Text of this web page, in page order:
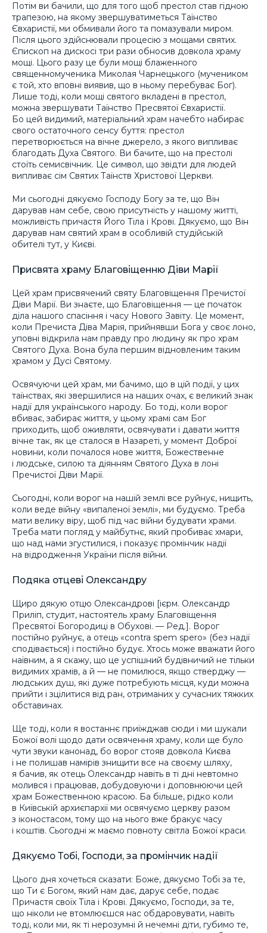
Потім ви бачили, що для того щоб престол став гідною
трапезою, на якому звершуватиметься Таїнство
Євхаристії, ми обмивали його та помазували миром.
Після цього здійснювали процесію з мощами святих.
Єпископ на дискосі три рази обносив довкола храму
мощі. Цього разу це були мощі блаженного
священномученика Миколая Чарнецького (мучеником
є той, хто вповні виявив, що в ньому перебуває Бог).
Лише тоді, коли мощі святого вкладені в престол,
можна звершувати Таїнство Пресвятої Євхаристії.
Бо цей видимий, матеріальний храм начебто набирає
свого остаточного сенсу буття: престол
перетворюється на вічне джерело, з якого випливає
благодать Духа Святого. Ви бачите, що на престолі
стоїть семисвічник. Це символ, що звідти для людей
випливає сім Святих Таїнств Христової Церкви.
Ми сьогодні дякуємо Господу Богу за те, що Він
дарував нам себе, свою присутність у нашому житті,
можливість причастя Його Тіла і Крові. Дякуємо, що Він
дарував нам святий храм в особливій студійській
обителі тут, у Києві.
Присвята храму Благовіщенню Діви Марії
Цей храм присвячений святу Благовіщення Пречистої
Діви Марії. Ви знаєте, що Благовіщення — це початок
діла нашого спасіння і часу Нового Завіту. Це момент,
коли Пречиста Діва Марія, прийнявши Бога у своє лоно,
уповні відкрила нам правду про людину як про храм
Святого Духа. Вона була першим відновленим таким
храмом у Дусі Святому.
Освячуючи цей храм, ми бачимо, що в цій події, у цих
таїнствах, які звершилися на наших очах, є великий знак
надії для українського народу. Бо тоді, коли ворог
вбиває, забирає життя, у цьому храмі сам Бог
приходить, щоб оживляти, освячувати і давати життя
вічне так, як це сталося в Назареті, у момент Доброї
новини, коли почалося нове життя, Божественне
і людське, силою та діянням Святого Духа в лоні
Пречистої Діви Марії.
Сьогодні, коли ворог на нашій землі все руйнує, нищить,
коли веде війну «випаленої землі», ми будуємо. Треба
мати велику віру, щоб під час війни будувати храми.
Треба мати погляд у майбутнє, який пробиває хмари,
що над нами згустилися, і показує промінчик надії
на відродження України після війни.
Подяка отцеві Олександру
Щиро дякую отцю Олександрові [ієрм. Олександр
Приліп, студит, настоятель храму Благовіщення
Пресвятої Богородиці в Обухові. — Ред.]. Ворог
постійно руйнує, а отець «сontra spem spero» (без надії
сподівається) і постійно будує. Хтось може вважати його
наївним, а я скажу, що це успішний будівничий не тільки
видимих храмів, а й — не помилюся, якщо стверджу —
людських душ, які дуже потребують місця, куди можна
прийти і зцілитися від ран, отриманих у сучасних тяжких
обставинах.
Ще тоді, коли я востаннє приїжджав сюди і ми шукали
Божої волі щодо дати освячення храму, коли ще було
чути звуки канонад, бо ворог стояв довкола Києва
і не полишав намірів знищити все на своєму шляху,
я бачив, як отець Олександр навіть в ті дні невтомно
молився і працював, добудовуючи і доповнюючи цей
храм Божественною красою. Ба більше, рідко коли
в Київській архиєпархії ми освячуємо церкву разом
з іконостасом, тому що на нього вже бракує часу
і коштів. Сьогодні ж маємо повноту світла Божої краси.
Дякуємо Тобі, Господи, за промінчик надії
Цього дня хочеться сказати: Боже, дякуємо Тобі за те,
що Ти є Богом, який нам дає, дарує себе, подає
Причастя своїх Тіла і Крові. Дякуємо, Господи, за те,
що ніколи не втомлюєшся нас обдаровувати, навіть
тоді, коли ми, як ті нерозумні й нечемні діти, губимо те,